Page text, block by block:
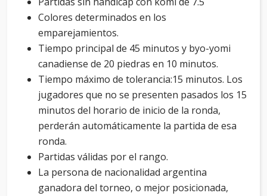
Colores determinados en los
emparejamientos.
Tiempo principal de 45 minutos y byo-yomi
canadiense de 20 piedras en 10 minutos.
Tiempo máximo de tolerancia:15 minutos. Los
jugadores que no se presenten pasados los 15
minutos del horario de inicio de la ronda,
perderán automáticamente la partida de esa
ronda.
Partidas válidas por el rango.
La persona de nacionalidad argentina
ganadora del torneo, o mejor posicionada,